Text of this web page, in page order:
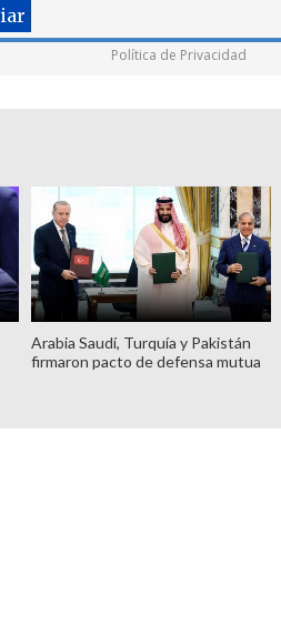
Política de Privacidad
Arabia Saudí, Turquía y Pakistán
firmaron pacto de defensa mutua